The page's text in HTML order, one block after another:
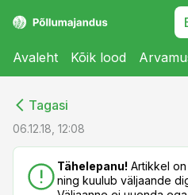
Avaleht Kõik lood
Tagasi
06.12.18, 12:08
Tähelepanu! Artikkel
ning kuulub väljaande